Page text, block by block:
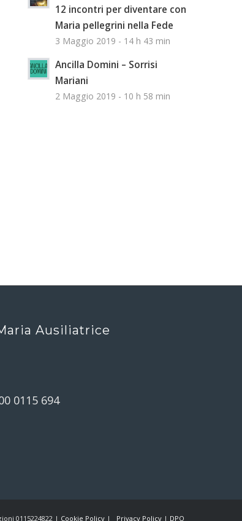
12 incontri per diventare con
Maria pellegrini nella Fede
3 Maggio 2019 - 14 h 43 min
Ancilla Domini – Sorrisi
Mariani
2 Maggio 2019 - 10 h 58 min
Ausiliatrice
0115 694
0115224822 | Cookie Policy| Privacy Policy| DPO